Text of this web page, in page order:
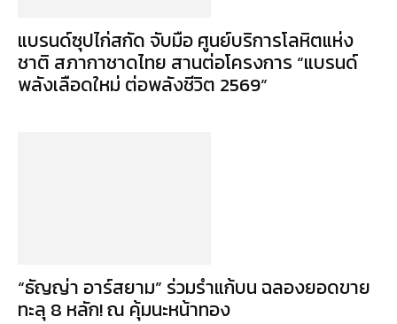
แบรนด์ซุปไก่สกัด จับมือ ศูนย์บริการโลหิตแห่ง
ชาติ สภากาชาดไทย สานต่อโครงการ “แบรนด์
พลังเลือดใหม่ ต่อพลังชีวิต 2569”
“ธัญญ่า อาร์สยาม” ร่วมรำแก้บน ฉลองยอดขาย
ทะลุ 8 หลัก! ณ คุ้มนะหน้าทอง